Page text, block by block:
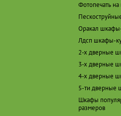
Фотопечать
Оракал
Лдсп шкафы-
2-х дверные
3-х дверные
4-х дверные
5-ти дверные
Шкафы
размеров